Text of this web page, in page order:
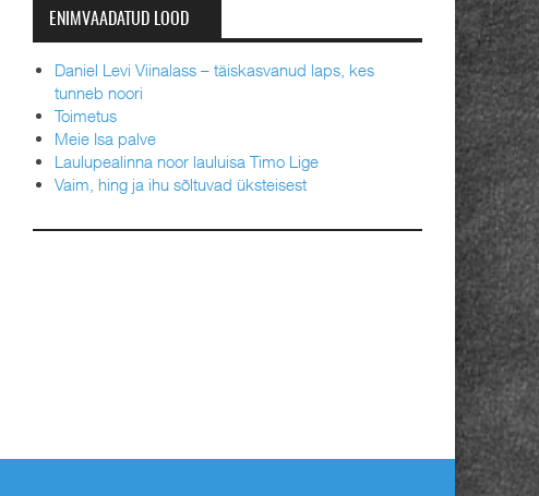
ENIMVAADATUD LOOD
Daniel Levi Viinalass – täiskasvanud laps, kes
tunneb noori
Toimetus
Meie Isa palve
Laulupealinna noor lauluisa Timo Lige
Vaim, hing ja ihu sõltuvad üksteisest